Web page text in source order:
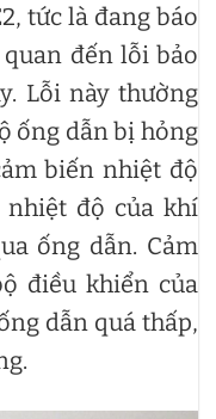
tức là đang báo
đến lỗi bảo
Lỗi này thường
ống dẫn bị hỏng
biến nhiệt độ
nhiệt độ của khí
ống dẫn. Cảm
điều khiển của
dẫn quá thấp,